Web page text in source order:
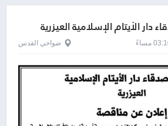
دار الأيتام الإسلامية العيزرية
ضواحي القدس